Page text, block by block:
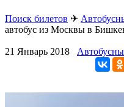
Поиск билетов ✈
автобус из Москвы в
21 Январь 2018